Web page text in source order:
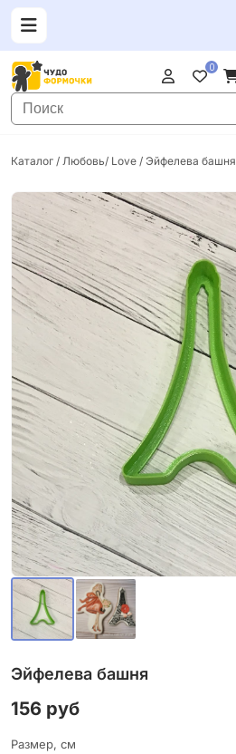
0
Каталог / Любовь/ Love / Эйфелева башня
Эйфелева башня
156 руб
Размер, см